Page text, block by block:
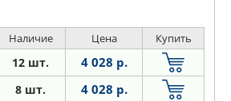
Наличие Цена Купить
12 шт. 4 028 р.
8 шт. 4 028 р.